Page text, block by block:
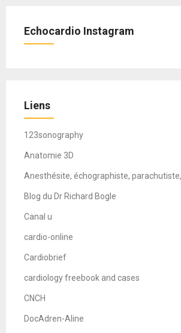
Echocardio Instagram
Liens
123sonography
Anatomie 3D
Anesthésite, échographiste,
Blog du Dr Richard Bogle
Canal u
cardio-online
Cardiobrief
cardiology freebook and cases
CNCH
DocAdren-Aline